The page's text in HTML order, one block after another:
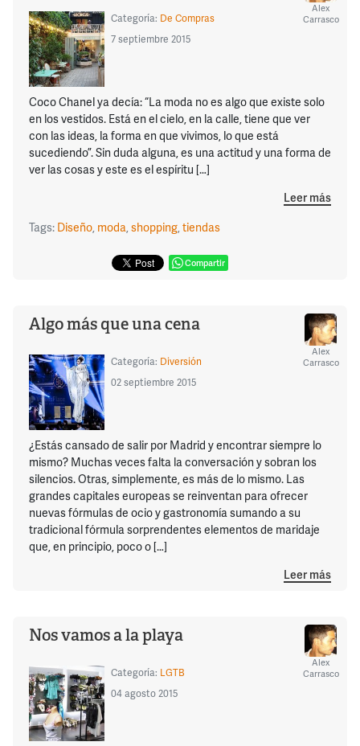
Alex
Carrasco
Categoría: De Compras
7 septiembre 2015
Coco Chanel ya decía: “La moda no es algo que existe solo
en los vestidos. Está en el cielo, en la calle, tiene que ver
con las ideas, la forma en que vivimos, lo que está
sucediendo”. Sin duda alguna, es una actitud y una forma de
ver las cosas y este es el espíritu […]
Leer más
Tags: Diseño, moda,shopping,tiendas
Compartir
Algo más que una cena
Alex
Carrasco
Categoría: Diversión
02 septiembre 2015
¿Estás cansado de salir por Madrid y encontrar siempre lo
mismo? Muchas veces falta la conversación y sobran los
silencios. Otras, simplemente, es más de lo mismo. Las
grandes capitales europeas se reinventan para ofrecer
nuevas fórmulas de ocio y gastronomía sumando a su
tradicional fórmula sorprendentes elementos de maridaje
que, en principio, poco o […]
Leer más
Nos vamos a la playa
Alex
Carrasco
Categoría: LGTB
04 agosto 2015